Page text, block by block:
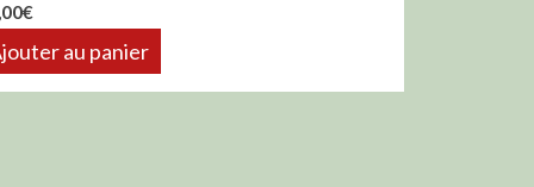
€
au panier